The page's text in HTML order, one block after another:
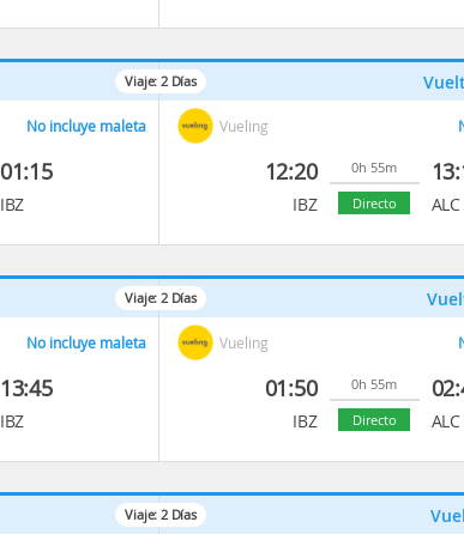
Viaje: 2 Días
No incluye maleta
01:15
IBZ
Vueling
12:20
IBZ
0h 55m
Directo
ALC
Viaje: 2 Días
No incluye maleta
13:45
IBZ
Vueling
01:50
IBZ
0h 55m
Directo
ALC
Viaje: 2 Días